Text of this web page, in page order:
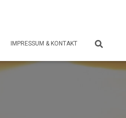
IMPRESSUM & KONTAKT